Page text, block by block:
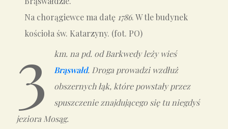
Na chorągiewce ma datę 1786. W tle budynek
kościoła św. Katarzyny. (fot. PO)
3
km. na pd. od Barkwedy leży wieś
Brąswałd. Droga prowadzi wzdłuż
obszernych łąk, które powstały przez
spuszczenie znajdującego się tu niegdyś
jeziora Mosąg.